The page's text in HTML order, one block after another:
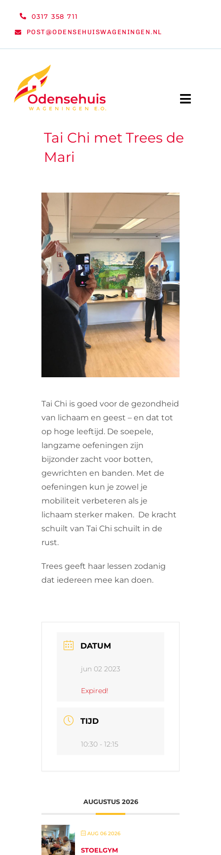
0317 358 711
POST@ODENSEHUISWAGENINGEN.NL
Toggle
WELKOM
ORGANISATIE
VRIJWILLIGERS & STAGIAIRES
CONTACT
Tai Chi met Trees de
Mari
Tai Chi is goed voor de gezondheid
van lichaam en geest – en dat tot
op hoge leeftijd. De soepele,
langzame oefeningen zijn
bijzonder zacht voor botten,
gewrichten en banden. Met de
oefeningen kun je zowel je
mobiliteit verbeteren als je
lichaam sterker maken. De kracht
schuilt van Tai Chi schuilt in de
rust.
Trees geeft haar lessen zodanig
dat iedereen mee kan doen.
DATUM
jun 02 2023
Expired!
TIJD
10:30 - 12:15
AUGUSTUS 2026
AUG 06 2026
STOELGYM